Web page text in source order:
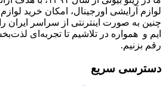
لوازم آرایشی اورجینال، امکان خرید
چنین به صورت اینترنتی از سراسر ایران
ایم و همواره در تلاشیم تا تجربه‌ای
رقم بزنیم.
دسترسی سریع